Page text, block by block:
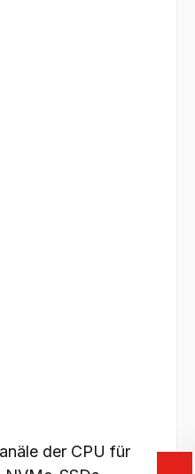
der CPU für